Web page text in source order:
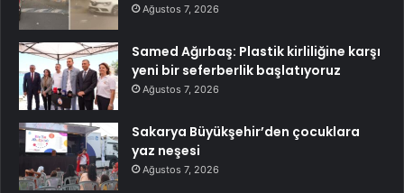
Ağustos 7, 2026
Samed Ağırbaş: Plastik kirliliğine karşı
yeni bir seferberlik başlatıyoruz
Ağustos 7, 2026
Sakarya Büyükşehir’den çocuklara
yaz neşesi
Ağustos 7, 2026